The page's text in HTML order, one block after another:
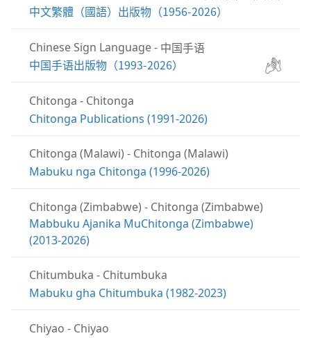
Privacy Settings
To provide you with the best possible experience, we
are necessary to make our website work and cannot
be refused. You can accept or decline the use of
your experience. None of this data will ever be sold or
used for marketing. To learn more, read theGlobal
Policy on Use of Cookies and Similar Technologies
Privacy Settings.
中文繁體（國語）出版物（1956-2026）
Chinese Sign Language- 中国手语
中国手语出版物（1993-2026）
Chitonga - Chitonga
Chitonga Publications (1991-2026)
Chitonga (Malawi) - Chitonga (Malawi)
Mabuku nga Chitonga (1996-2026)
Chitonga (Zimbabwe) - Chitonga (Zimbabwe)
Mabbuku Ajanika MuChitonga (Zimbabwe)
(2013-2026)
Chitumbuka - Chitumbuka
Mabuku gha Chitumbuka (1982-2023)
Chiyao - Chiyao